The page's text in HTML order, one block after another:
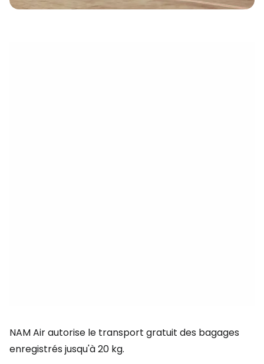
NAM Air autorise le transport gratuit des bagages
enregistrés jusqu'à 20 kg.